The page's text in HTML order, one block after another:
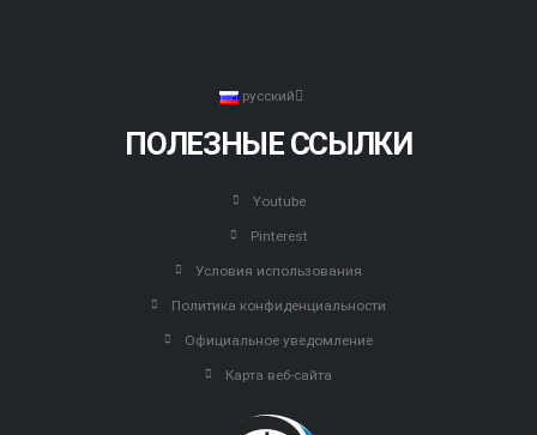
русский
ПОЛЕЗНЫЕ ССЫЛКИ
Youtube
Pinterest
Условия использования
Политика конфиденциальности
Официальное уведомление
Карта веб-сайта